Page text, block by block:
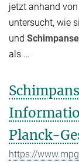
jetzt anhand
untersucht, wie
und
als …
Planck-
https://